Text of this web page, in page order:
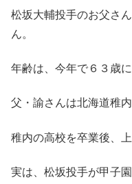
松坂大輔投手のお父さ
ん。
年齢は、今年で６３歳に
父・諭さんは北海道稚内
稚内の高校を卒業後、
実は、松坂投手が甲子